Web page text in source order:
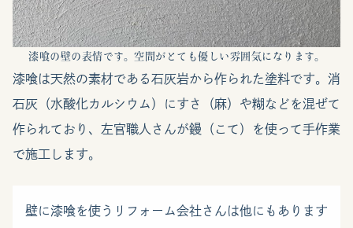
漆喰の壁の表情です。空間がとても優しい雰囲気になります。
漆喰は天然の素材である石灰岩から作られた塗料です。消
石灰（水酸化カルシウム）にすさ（麻）や糊などを混ぜて
作られており、左官職人さんが鏝（こて）を使って手作業
で施工します。
壁に漆喰を使うリフォーム会社さんは他にもあります